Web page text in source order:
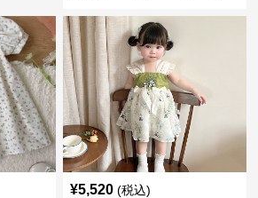
¥5,520 (税込)